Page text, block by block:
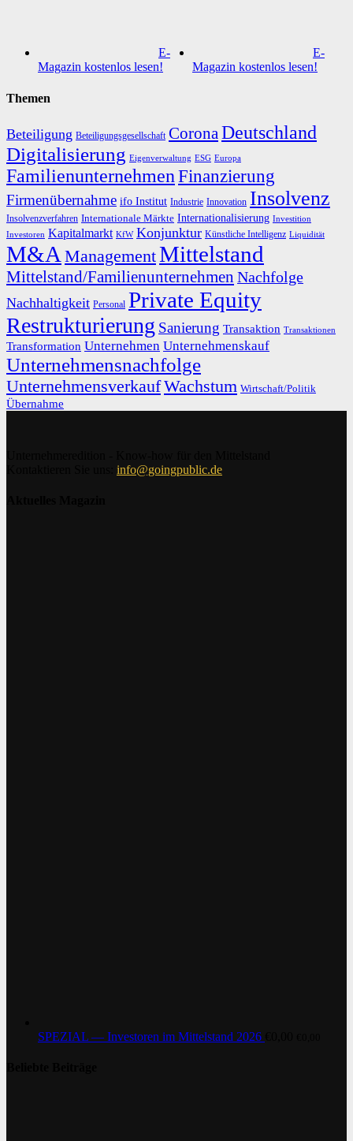
E-
Magazin kostenlos lesen!
E-
Magazin kostenlos lesen!
Themen
Beteiligung Beteiligungsgesellschaft CoronaDeutschland
Digitalisierung Eigenverwaltung ESG Europa
Familienunternehmen Finanzierung
Firmenübernahme ifo Institut Industrie Innovation Insolvenz
Insolvenzverfahren Internationale Märkte Internationalisierung Investition
Investoren Kapitalmarkt KfW Konjunktur Künstliche Intelligenz Liquidität
M&A ManagementMittelstand
Mittelstand/Familienunternehmen Nachfolge
Nachhaltigkeit Personal Private Equity
Restrukturierung Sanierung Transaktion Transaktionen
Transformation Unternehmen Unternehmenskauf
Unternehmensnachfolge
UnternehmensverkaufWachstum Wirtschaft/Politik
Übernahme
info@goingpublic.de
SPEZIAL — Investoren im Mittelstand 2026